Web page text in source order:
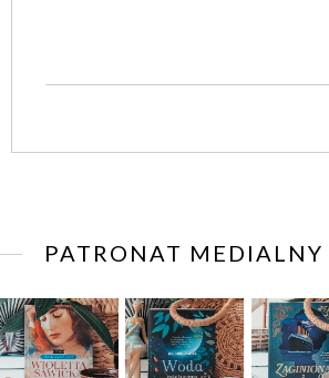
PATRONAT MEDIALNY